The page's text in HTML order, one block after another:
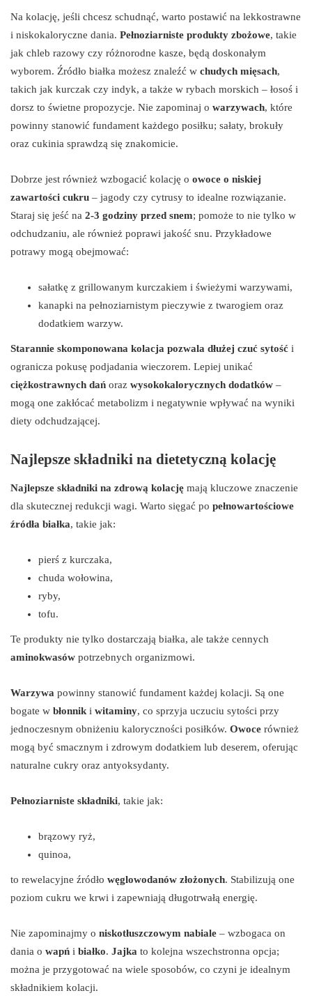
Na kolację, jeśli chcesz schudnąć, warto postawić na lekkostrawne
i niskokaloryczne dania. Pełnoziarniste produkty zbożowe, takie
jak chleb razowy czy różnorodne kasze, będą doskonałym
wyborem. Źródło białka możesz znaleźć w chudych mięsach,
takich jak kurczak czy indyk, a także w rybach morskich – łosoś i
dorsz to świetne propozycje. Nie zapominaj o warzywach, które
powinny stanowić fundament każdego posiłku; sałaty, brokuły
oraz cukinia sprawdzą się znakomicie.
Dobrze jest również wzbogacić kolację o owoce o niskiej
zawartości cukru – jagody czy cytrusy to idealne rozwiązanie.
Staraj się jeść na 2-3 godziny przed snem; pomoże to nie tylko w
odchudzaniu, ale również poprawi jakość snu. Przykładowe
potrawy mogą obejmować:
sałatkę z grillowanym kurczakiem i świeżymi warzywami,
kanapki na pełnoziarnistym pieczywie z twarogiem oraz
dodatkiem warzyw.
Starannie skomponowana kolacja pozwala dłużej czuć sytość i
ogranicza pokusę podjadania wieczorem. Lepiej unikać
ciężkostrawnych dań oraz wysokokalorycznych dodatków –
mogą one zakłócać metabolizm i negatywnie wpływać na wyniki
diety odchudzającej.
Najlepsze składniki na dietetyczną kolację
Najlepsze składniki na zdrową kolację mają kluczowe znaczenie
dla skutecznej redukcji wagi. Warto sięgać po pełnowartościowe
źródła białka, takie jak:
pierś z kurczaka,
chuda wołowina,
ryby,
tofu.
Te produkty nie tylko dostarczają białka, ale także cennych
aminokwasów potrzebnych organizmowi.
Warzywa powinny stanowić fundament każdej kolacji. Są one
bogate w błonnik i witaminy, co sprzyja uczuciu sytości przy
jednoczesnym obniżeniu kaloryczności posiłków. Owoce również
mogą być smacznym i zdrowym dodatkiem lub deserem, oferując
naturalne cukry oraz antyoksydanty.
Pełnoziarniste składniki, takie jak:
brązowy ryż,
quinoa,
to rewelacyjne źródło węglowodanów złożonych. Stabilizują one
poziom cukru we krwi i zapewniają długotrwałą energię.
Nie zapominajmy o niskotłuszczowym nabiale – wzbogaca on
dania o wapń i białko. Jajka to kolejna wszechstronna opcja;
można je przygotować na wiele sposobów, co czyni je idealnym
składnikiem kolacji.